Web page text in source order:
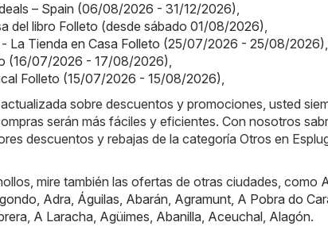
– Spain (06/08/2026 - 31/12/2026),
del libro Folleto (desde sábado 01/08/2026),
- La Tienda en Casa Folleto (25/07/2026 - 25/08/2026),
(16/07/2026 - 17/08/2026),
Folleto (15/07/2026 - 15/08/2026),
sobre descuentos y promociones, usted
serán más fáciles y eficientes. Con nosotros
descuentos y rebajas de la categoría Otros en
mire también las ofertas de otras ciudades, como
, Adra, Águilas, Abarán, Agramunt, A Pobra do
, A Laracha, Agüimes, Abanilla, Aceuchal, Alagón.